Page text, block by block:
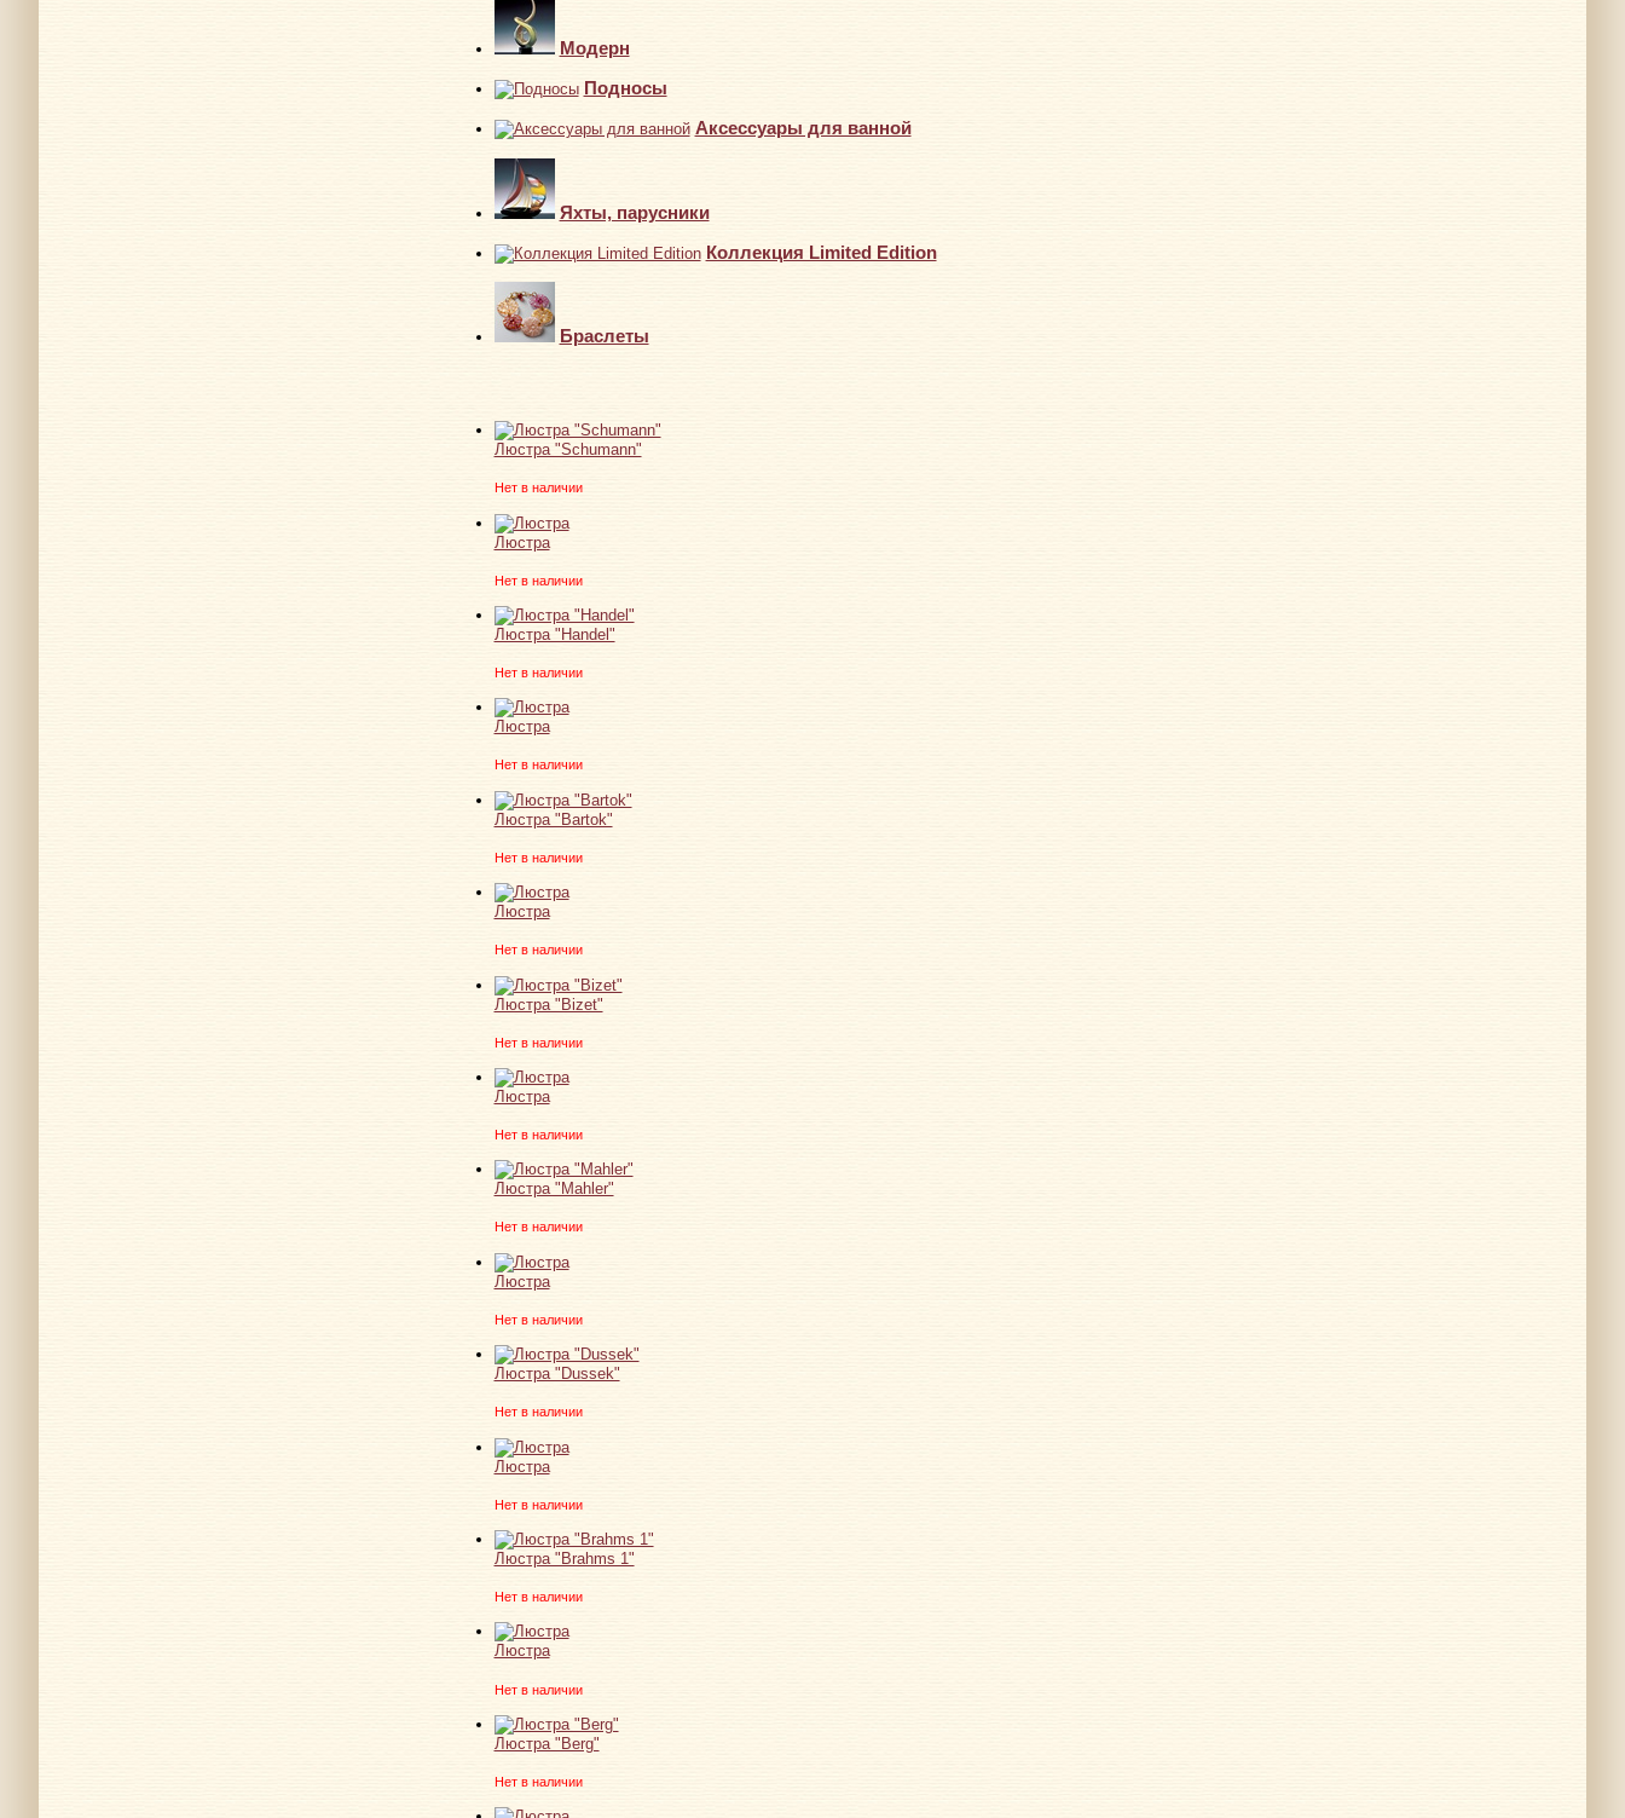
Модерн
Подносы
Аксессуары для ванной
Яхты, парусники
Коллекция Limited Edition
Браслеты
Люстра "Schumann"
Нет в наличии
Люстра
Нет в наличии
Люстра "Handel"
Нет в наличии
Люстра
Нет в наличии
Люстра "Bartok"
Нет в наличии
Люстра
Нет в наличии
Люстра "Bizet"
Нет в наличии
Люстра
Нет в наличии
Люстра "Mahler"
Нет в наличии
Люстра
Нет в наличии
Люстра "Dussek"
Нет в наличии
Люстра
Нет в наличии
Люстра "Brahms 1"
Нет в наличии
Люстра
Нет в наличии
Люстра "Berg"
Нет в наличии